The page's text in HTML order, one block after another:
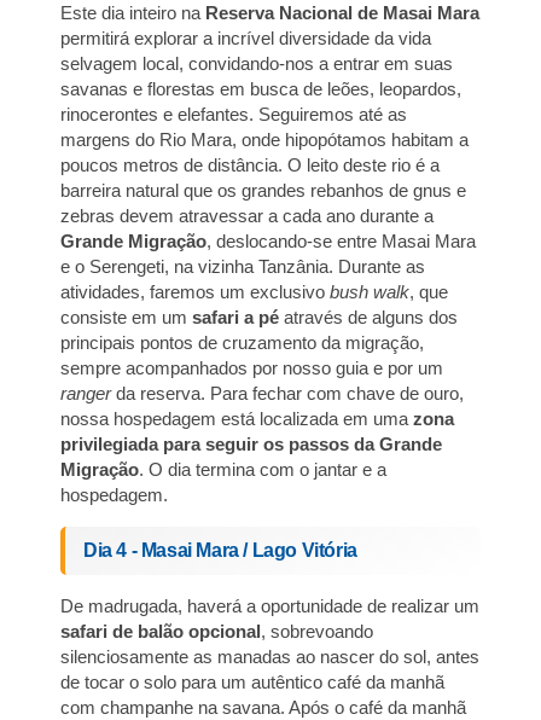
Este dia inteiro na Reserva Nacional de Masai Mara
permitirá explorar a incrível diversidade da vida
selvagem local, convidando-nos a entrar em suas
savanas e florestas em busca de leões, leopardos,
rinocerontes e elefantes. Seguiremos até as
margens do Rio Mara, onde hipopótamos habitam a
poucos metros de distância. O leito deste rio é a
barreira natural que os grandes rebanhos de gnus e
zebras devem atravessar a cada ano durante a
Grande Migração, deslocando-se entre Masai Mara
e o Serengeti, na vizinha Tanzânia. Durante as
atividades, faremos um exclusivo bush walk, que
consiste em um safari a pé através de alguns dos
principais pontos de cruzamento da migração,
sempre acompanhados por nosso guia e por um
rangerda reserva. Para fechar com chave de ouro,
nossa hospedagem está localizada em umazona
privilegiada para seguir os passos da Grande
Migração. O dia termina com o jantar e a
hospedagem.
Dia 4 - Masai Mara / Lago Vitória
De madrugada, haverá a oportunidade de realizar um
safari de balão opcional , sobrevoando
silenciosamente as manadas ao nascer do sol, antes
de tocar o solo para um autêntico café da manhã
com champanhe na savana. Após o café da manhã